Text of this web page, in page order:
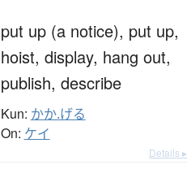
put up (a notice), put up,
hoist, display, hang out,
publish, describe
Kun: かか.げる
On: ケイ
Details ▸